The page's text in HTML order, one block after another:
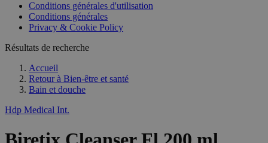
Conditions générales d'utilisation
Conditions générales
Privacy & Cookie Policy
Résultats de recherche
Accueil
Retour à Bien-être et santé
Bain et douche
Hdp Medical Int.